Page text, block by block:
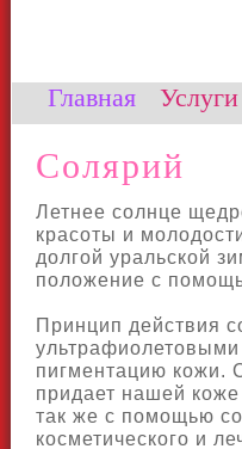
Главная Услуги
Солярий
Летнее солнце
красоты и
долгой уральской
положение с
Принцип действия
пигментацию кожи.
придает нашей
так же с помощью
косметического и